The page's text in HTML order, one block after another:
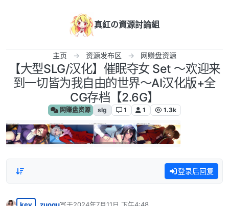
真紅の資源討論組
主页 资源发布区 网赚盘资源
【大型SLG/汉化】催眠夺女 Set ～欢迎来
到一切皆为我自由的世界～AI汉化版+全
CG存档【2.6G】
网赚盘资源 slg 1 1 1.3k
登录后回复